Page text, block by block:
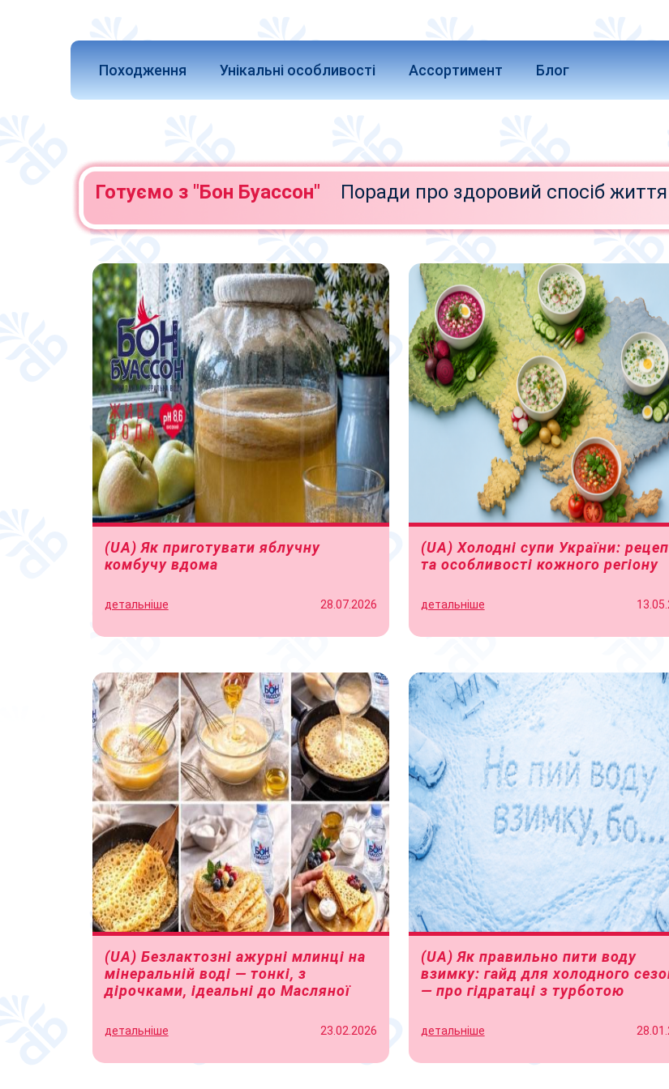
Походження Унікальні особливості Ассортимент Блог
Готуємо з "Бон Буассон" Поради про здоровий спосіб життя
(UA) Як приготувати яблучну
комбучу вдома
детальніше 28.07.2026
(UA) Холодні супи України:
та особливості кожного регіону
детальніше
(UA) Безлактозні ажурні млинці на
мінеральній воді — тонкі, з
дірочками, ідеальні до Масляної
детальніше 23.02.2026
(UA) Як правильно пити воду
взимку: гайд для холодного
— про гідратаці з турботою
детальніше